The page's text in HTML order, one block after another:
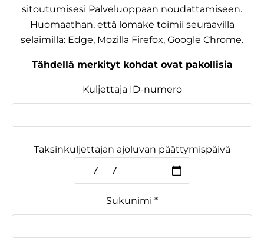
sitoutumisesi Palveluoppaan noudattamiseen.
Huomaathan, että lomake toimii seuraavilla
selaimilla: Edge, Mozilla Firefox, Google Chrome.
Tähdellä merkityt kohdat ovat pakollisia
Kuljettaja ID-numero
Taksinkuljettajan ajoluvan päättymispäivä
Sukunimi *